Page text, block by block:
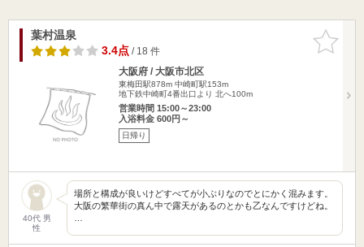
お気に入
りに追加
葉村温泉
3.4点/ 18 件
大阪府 / 大阪市北区
東梅田駅878m 中崎町駅153m
地下鉄中崎町4番出口より 北へ100m
営業時間 15:00～23:00
入浴料金 600円～
日帰り
40代 男
性
場所と構成が良いけどすべてが小ぶりなのでとにかく混みます。
大阪の繁華街の真ん中で露天があるのとかも乙なんですけどね。